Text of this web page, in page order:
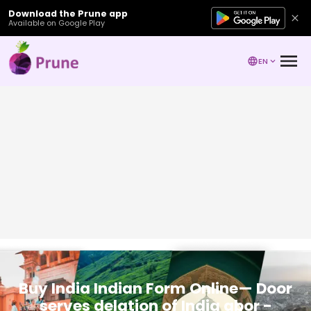
Download the Prune app
Available on Google Play
EN
Buy India Indian Form Online— Door
serves delation of India abor -